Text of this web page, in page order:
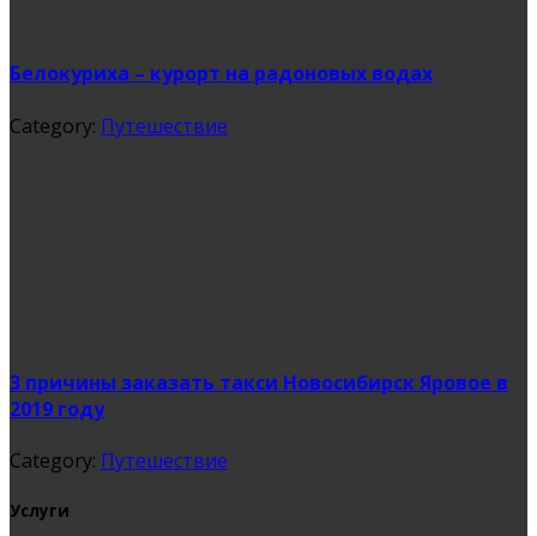
Белокуриха – курорт на радоновых водах
Category: Путешествие
3 причины заказать такси Новосибирск Яровое в
2019 году
Category: Путешествие
Услуги